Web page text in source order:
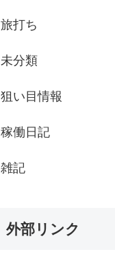
旅打ち
未分類
狙い目情報
稼働日記
雑記
外部リンク